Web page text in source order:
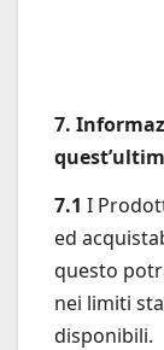
7.
7.1 I
ed
questo
nei limiti
disponibili.